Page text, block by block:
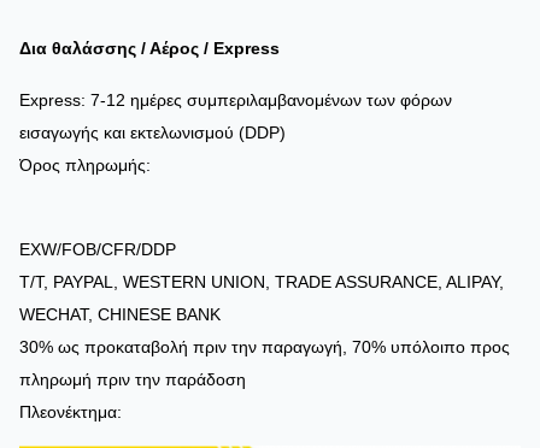
Δια θαλάσσης / Αέρος / Express
Express: 7-12 ημέρες συμπεριλαμβανομένων των φόρων
εισαγωγής και εκτελωνισμού (DDP)
Όρος πληρωμής:
EXW/FOB/CFR/DDP
T/T, PAYPAL, WESTERN UNION, TRADE ASSURANCE, ALIPAY,
WECHAT, CHINESE BANK
30% ως προκαταβολή πριν την παραγωγή, 70% υπόλοιπο προς
πληρωμή πριν την παράδοση
Πλεονέκτημα: